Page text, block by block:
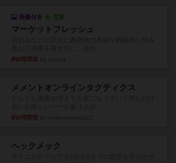
画像付き 充実
マーケットフレッシュ
約6時間前
メメントオンラインタクティクス
約6時間前
ヘックメック